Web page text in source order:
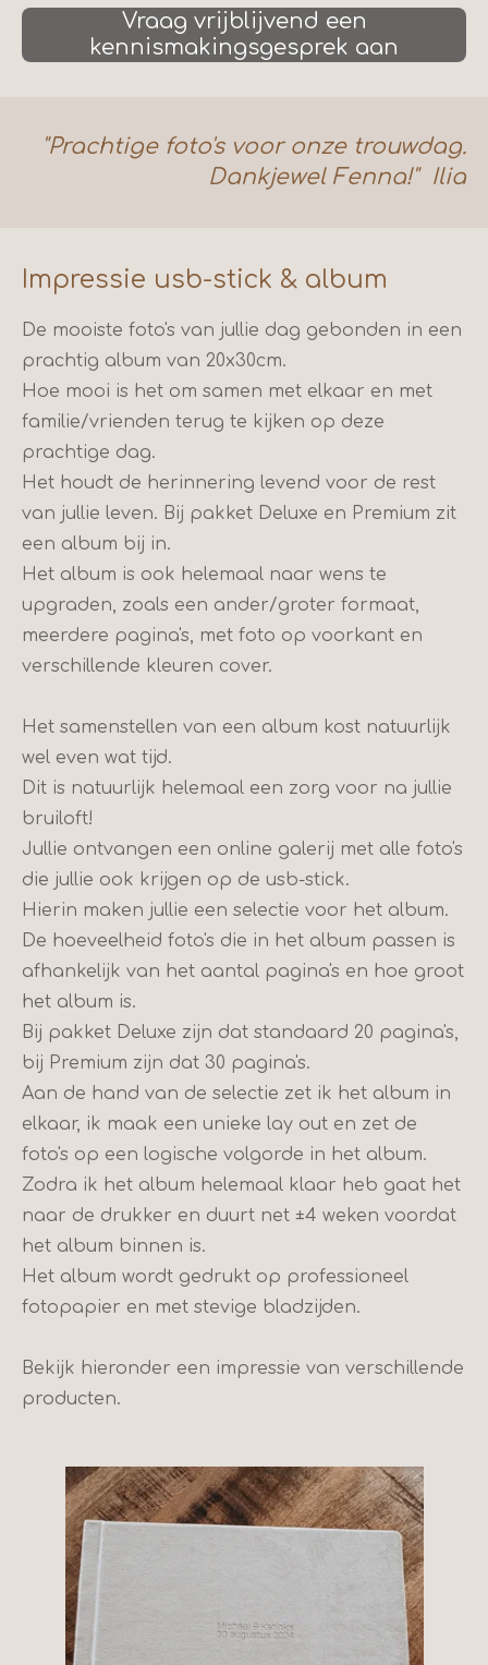
Vraag vrijblijvend een
kennismakingsgesprek aan
"Prachtige foto's voor onze trouwdag.
Dankjewel Fenna!" Ilia
Impressie usb-stick & album
De mooiste foto's van jullie dag gebonden in een
prachtig album van 20x30cm.
Hoe mooi is het om samen met elkaar en met
familie/vrienden terug te kijken op deze
prachtige dag.
Het houdt de herinnering levend voor de rest
van jullie leven. Bij pakket Deluxe en Premium zit
een album bij in.
Het album is ook helemaal naar wens te
upgraden, zoals een ander/groter formaat,
meerdere pagina's, met foto op voorkant en
verschillende kleuren cover.
Het samenstellen van een album kost natuurlijk
wel even wat tijd.
Dit is natuurlijk helemaal een zorg voor na jullie
bruiloft!
Jullie ontvangen een online galerij met alle foto's
die jullie ook krijgen op de usb-stick.
Hierin maken jullie een selectie voor het album.
De hoeveelheid foto's die in het album passen is
afhankelijk van het aantal pagina's en hoe groot
het album is.
Bij pakket Deluxe zijn dat standaard 20 pagina's,
bij Premium zijn dat 30 pagina's.
Aan de hand van de selectie zet ik het album in
elkaar, ik maak een unieke lay out en zet de
foto's op een logische volgorde in het album.
Zodra ik het album helemaal klaar heb gaat het
naar de drukker en duurt net ±4 weken voordat
het album binnen is.
Het album wordt gedrukt op professioneel
fotopapier en met stevige bladzijden.
Bekijk hieronder een impressie van verschillende
producten.